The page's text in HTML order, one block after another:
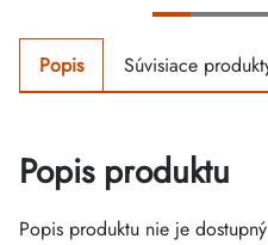
Popis Súvisiace
Popis produktu
Popis produktu nie je dostupný